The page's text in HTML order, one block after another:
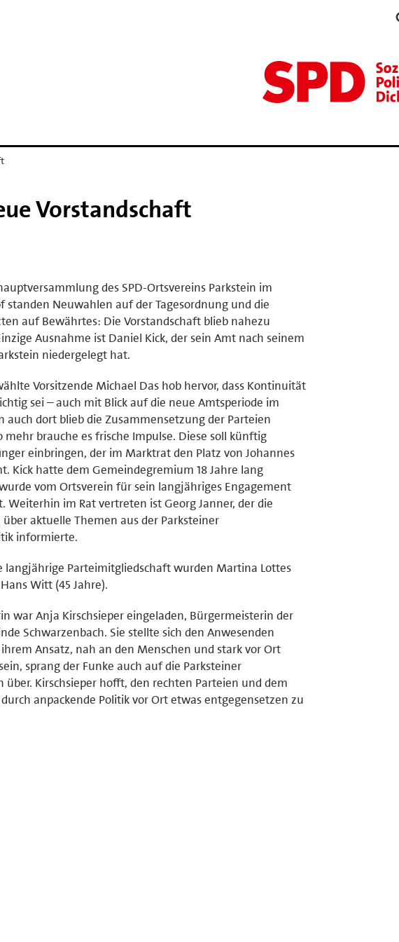
Vorstandschaft
des SPD-Ortsvereins Parkstein im
standen Neuwahlen auf der Tagesordnung und die
auf Bewährtes: Die Vorstandschaft blieb nahezu
Ausnahme ist Daniel Kick, der sein Amt nach seinem
niedergelegt hat.
Vorsitzende Michael Das hob hervor, dass Kontinuität
sei – auch mit Blick auf die neue Amtsperiode im
auch dort blieb die Zusammensetzung der Parteien
mehr brauche es frische Impulse. Diese soll künftig
einbringen, der im Marktrat den Platz von Johannes
Kick hatte dem Gemeindegremium 18 Jahre lang
vom Ortsverein für sein langjähriges Engagement
Weiterhin im Rat vertreten ist Georg Janner, der die
aktuelle Themen aus der Parksteiner
informierte.
langjährige Parteimitgliedschaft wurden Martina Lottes
Witt (45 Jahre).
war Anja Kirschsieper eingeladen, Bürgermeisterin der
Schwarzenbach. Sie stellte sich den Anwesenden
ihrem Ansatz, nah an den Menschen und stark vor Ort
sprang der Funke auch auf die Parksteiner
über. Kirschsieper hofft, den rechten Parteien und dem
anpackende Politik vor Ort etwas entgegensetzen zu